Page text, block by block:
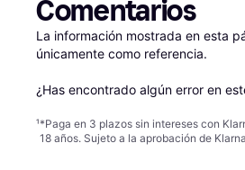
Comentarios
La información mostrada en esta
únicamente como referencia.
¿Has encontrado algún error en
¹*Paga en 3 plazos sin intereses con
18 años. Sujeto a la aprobación de